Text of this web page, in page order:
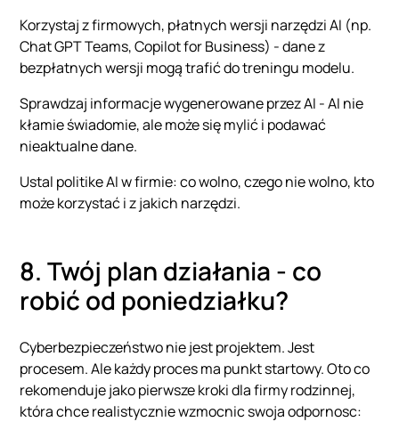
Korzystaj z firmowych, płatnych wersji narzędzi AI (np.
Chat GPT Teams, Copilot for Business) - dane z
bezpłatnych wersji mogą trafić do treningu modelu.
Sprawdzaj informacje wygenerowane przez AI - AI nie
kłamie świadomie, ale może się mylić i podawać
nieaktualne dane.
Ustal politike AI w firmie: co wolno, czego nie wolno, kto
może korzystać i z jakich narzędzi.
8. Twój plan działania - co
robić od poniedziałku?
Cyberbezpieczeństwo nie jest projektem. Jest
procesem. Ale każdy proces ma punkt startowy. Oto co
rekomenduje jako pierwsze kroki dla firmy rodzinnej,
która chce realistycznie wzmocnic swoja odpornosc: